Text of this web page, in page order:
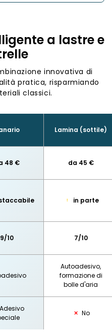
a lastre e
innovativa di
pratica, risparmiando
classici.
Lamina (sottile)
48 € da 45 €
in parte
9/10 7/10
Autoadesivo,
formazione di
bolle d'aria
Adesivo
No